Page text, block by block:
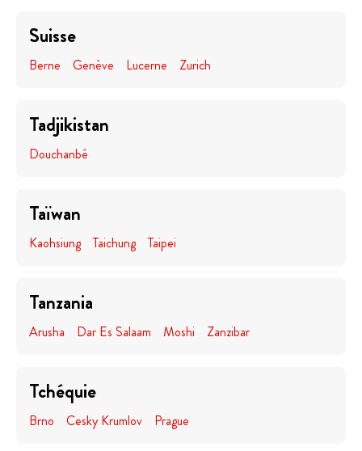
Suisse
Berne Genève Lucerne Zurich
Tadjikistan
Douchanbé
Taïwan
Kaohsiung Taichung Taipei
Tanzania
Arusha Dar Es Salaam Moshi Zanzibar
Tchéquie
Brno Cesky Krumlov Prague